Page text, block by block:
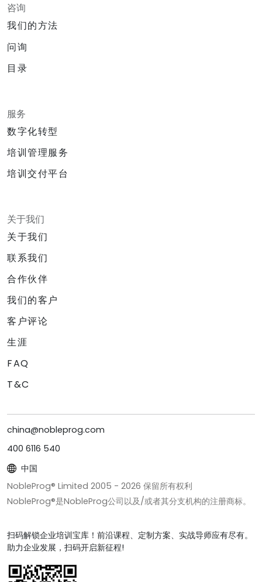
咨询
我们的方法
问询
目录
服务
数字化转型
培训管理服务
培训交付平台
关于我们
关于我们
联系我们
合作伙伴
我们的客户
客户评论
生涯
FAQ
T&C
china@nobleprog.com
400 6116 540
中国
NobleProg® Limited 2005 - 2026 保留所有权利
NobleProg®是NobleProg公司以及/或者其分支机构的注册商标。
扫码解锁企业培训宝库！前沿课程、定制方案、实战导师应有尽有。
助力企业发展，扫码开启新征程!